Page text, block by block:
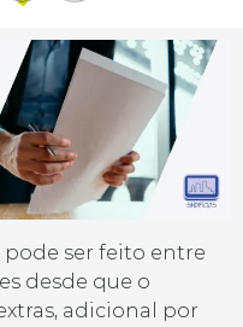
ser feito entre
desde que o
adicional por